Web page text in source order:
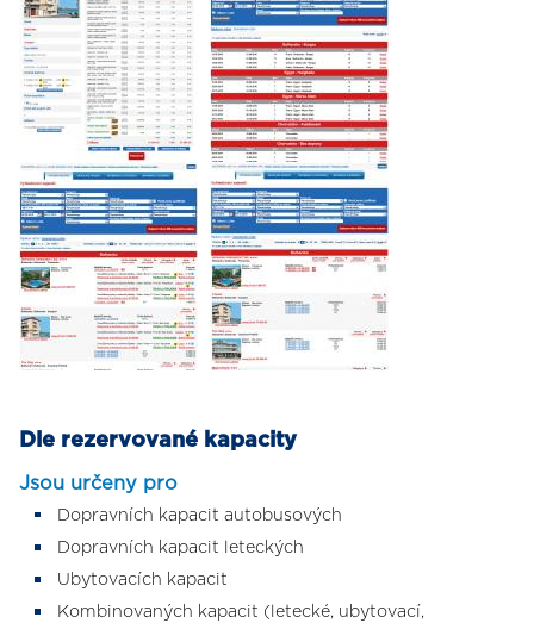
Dle rezervované kapacity
Jsou určeny pro
Dopravních kapacit autobusových
Dopravních kapacit leteckých
Ubytovacích kapacit
Kombinovaných kapacit (letecké, ubytovací,